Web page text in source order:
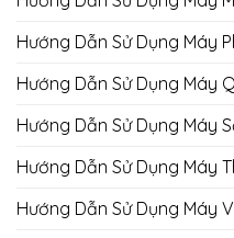
Hướng Dẫn Sử Dụng Máy
Hướng Dẫn Sử Dụng Máy
Hướng Dẫn Sử Dụng Máy
Hướng Dẫn Sử Dụng Máy
Hướng Dẫn Sử Dụng Máy